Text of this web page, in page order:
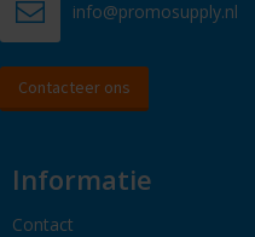
info@promosupply.nl
Contacteer ons
Informatie
Contact